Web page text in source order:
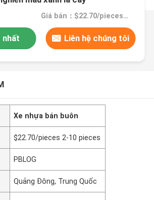
Giá bán：$22.70/pieces 2-10 pieces
nhất Liên hệ chúng tôi
Xe nhựa bán buôn
$22.70/pieces 2-10 pieces
PBLOG
Quảng Đông, Trung Quốc